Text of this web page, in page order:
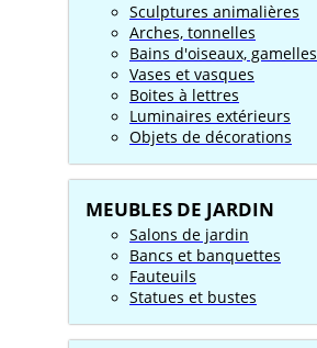
Sculptures animalières
Arches, tonnelles
Bains d'oiseaux, gamelles
Vases et vasques
Boites à lettres
Luminaires extérieurs
Objets de décorations
MEUBLES DE JARDIN
Salons de jardin
Bancs et banquettes
Fauteuils
Statues et bustes